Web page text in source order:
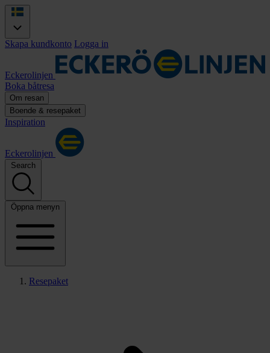
Skapa kundkonto Logga in
Eckerolinjen
Boka båtresa
Om resan
Boende & resepaket
Inspiration
Eckerolinjen
Search
Öppna menyn
Resepaket